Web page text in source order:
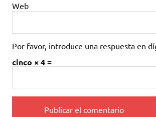
Web
Por favor, introduce una respuesta en
cinco × 4 =